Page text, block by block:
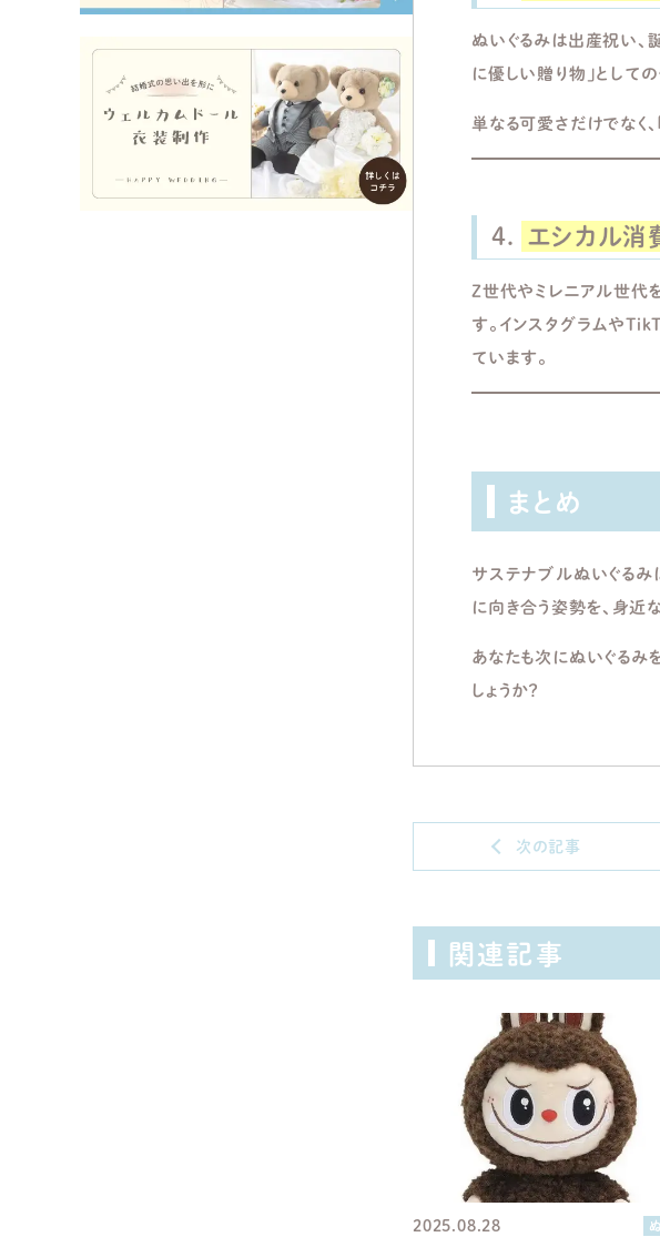
ぬいぐるみは出産祝い、
に優しい贈り物」として
単なる可愛さだけでなく
4. エシカル消
Z世代やミレニアル世代
す。インスタグラムや
ています。
まとめ
サステナブルぬいぐるみ
に向き合う姿勢を、身
あなたも次にぬいぐるみ
しょうか？
次の記事
関連記事
2025.08.28